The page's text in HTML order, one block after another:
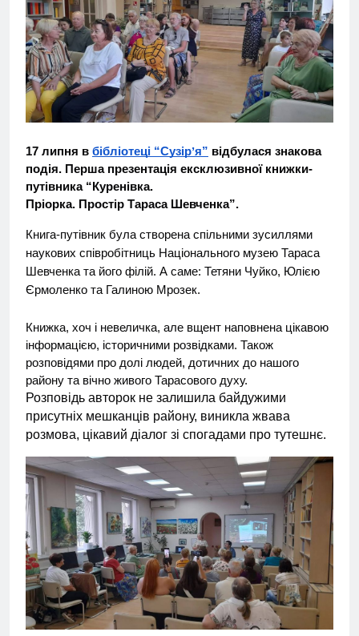
17 липня в бібліотеці “Сузірʼя” відбулася знакова
подія. Перша презентація ексклюзивної книжки-
путівника “Куренівка.
Пріорка. Простір Тараса Шевченка”.
Книга-путівник була створена спільними зусиллями
наукових співробітниць Національного музею Тараса
Шевченка та його філій. А саме: Тетяни Чуйко, Юлією
Єрмоленко та Галиною Мрозек.
Книжка, хоч і невеличка, але вщент наповнена цікавою
інформацією, історичними розвідками. Також
розповідями про долі людей, дотичних до нашого
району та вічно живого Тарасового духу.
Розповідь авторок не залишила байдужими
присутніх мешканців району, виникла жвава
розмова, цікавий діалог зі спогадами про тутешнє.